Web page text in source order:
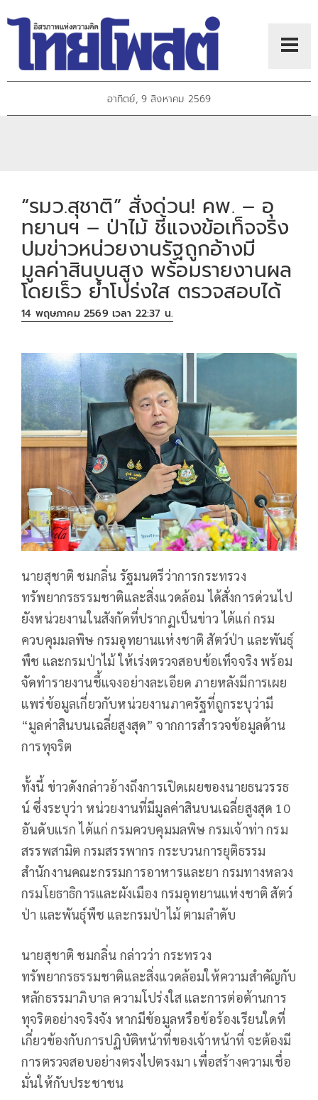
อาทิตย์, 9 สิงหาคม 2569
“รมว.สุชาติ” สั่งด่วน! คพ. – อุ
ทยานฯ – ป่าไม้ ชี้แจงข้อเท็จจริง
ปมข่าวหน่วยงานรัฐถูกอ้างมี
มูลค่าสินบนสูง พร้อมรายงานผล
โดยเร็ว ย้ำโปร่งใส ตรวจสอบได้
14 พฤษภาคม 2569 เวลา 22:37 น.
นายสุชาติ ชมกลิ่น รัฐมนตรีว่าการกระทรวง
ทรัพยากรธรรมชาติและสิ่งแวดล้อม ได้สั่งการด่วนไป
ยังหน่วยงานในสังกัดที่ปรากฏเป็นข่าว ได้แก่ กรม
ควบคุมมลพิษ กรมอุทยานแห่งชาติ สัตว์ป่า และพันธุ์
พืช และกรมป่าไม้ ให้เร่งตรวจสอบข้อเท็จจริง พร้อม
จัดทำรายงานชี้แจงอย่างละเอียด ภายหลังมีการเผย
แพร่ข้อมูลเกี่ยวกับหน่วยงานภาครัฐที่ถูกระบุว่ามี
“มูลค่าสินบนเฉลี่ยสูงสุด” จากการสำรวจข้อมูลด้าน
การทุจริต
ทั้งนี้ ข่าวดังกล่าวอ้างถึงการเปิดเผยของนายธนวรรธ
น์ ซึ่งระบุว่า หน่วยงานที่มีมูลค่าสินบนเฉลี่ยสูงสุด 10
อันดับแรก ได้แก่ กรมควบคุมมลพิษ กรมเจ้าท่า กรม
สรรพสามิต กรมสรรพากร กระบวนการยุติธรรม
สำนักงานคณะกรรมการอาหารและยา กรมทางหลวง
กรมโยธาธิการและผังเมือง กรมอุทยานแห่งชาติ สัตว์
ป่า และพันธุ์พืช และกรมป่าไม้ ตามลำดับ
นายสุชาติ ชมกลิ่น กล่าวว่า กระทรวง
ทรัพยากรธรรมชาติและสิ่งแวดล้อมให้ความสำคัญกับ
หลักธรรมาภิบาล ความโปร่งใส และการต่อต้านการ
ทุจริตอย่างจริงจัง หากมีข้อมูลหรือข้อร้องเรียนใดที่
เกี่ยวข้องกับการปฏิบัติหน้าที่ของเจ้าหน้าที่ จะต้องมี
การตรวจสอบอย่างตรงไปตรงมา เพื่อสร้างความเชื่อ
มั่นให้กับประชาชน